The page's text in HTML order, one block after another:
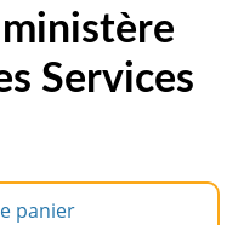
Services
panier